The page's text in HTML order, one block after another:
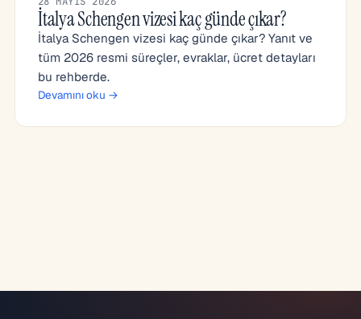
İtalya Schengen vizesi kaç günde çıkar?
İtalya Schengen vizesi kaç günde çıkar? Yanıt ve
tüm 2026 resmi süreçler, evraklar, ücret detayları
bu rehberde.
Devamını oku →